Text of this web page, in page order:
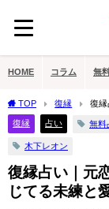
HOME コラム 無
TOP 復縁
復
情
復縁 占い 無料
木下レオン
復縁占い｜元
じてる未練と